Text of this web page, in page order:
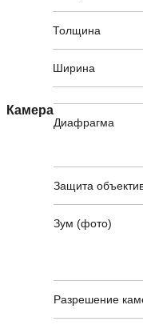
Толщина
Ширина
Камера
Диафрагма
Защита
Зум (фото)
Разрешение